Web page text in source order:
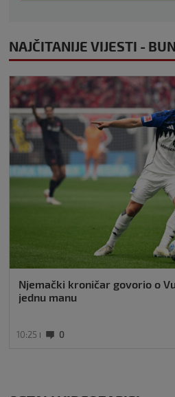
NAJČITANIJE VIJESTI -
Njemački kroničar govorio o
jednu manu
10:25 0